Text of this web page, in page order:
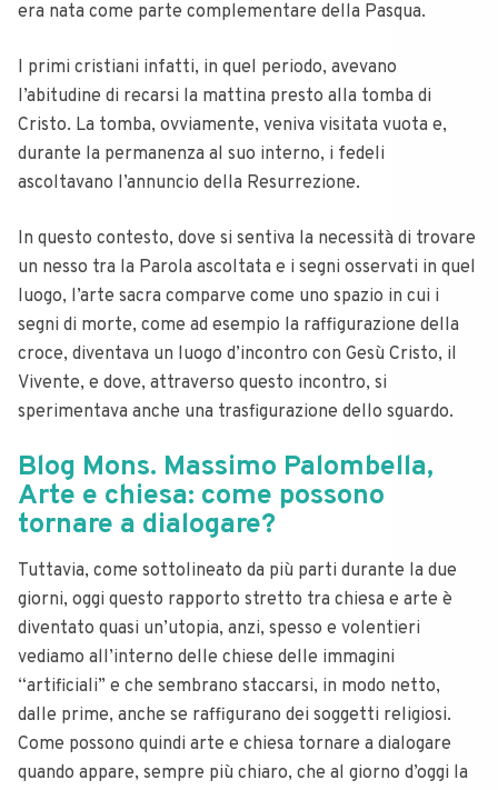
era nata come parte complementare della Pasqua.
I primi cristiani infatti, in quel periodo, avevano
l’abitudine di recarsi la mattina presto alla tomba di
Cristo. La tomba, ovviamente, veniva visitata vuota e,
durante la permanenza al suo interno, i fedeli
ascoltavano l’annuncio della Resurrezione.
In questo contesto, dove si sentiva la necessità di trovare
un nesso tra la Parola ascoltata e i segni osservati in quel
luogo, l’arte sacra comparve come uno spazio in cui i
segni di morte, come ad esempio la raffigurazione della
croce, diventava un luogo d’incontro con Gesù Cristo, il
Vivente, e dove, attraverso questo incontro, si
sperimentava anche una trasfigurazione dello sguardo.
Blog Mons. Massimo Palombella,
Arte e chiesa: come possono
tornare a dialogare?
Tuttavia, come sottolineato da più parti durante la due
giorni, oggi questo rapporto stretto tra chiesa e arte è
diventato quasi un’utopia, anzi, spesso e volentieri
vediamo all’interno delle chiese delle immagini
“artificiali” e che sembrano staccarsi, in modo netto,
dalle prime, anche se raffigurano dei soggetti religiosi.
Come possono quindi arte e chiesa tornare a dialogare
quando appare, sempre più chiaro, che al giorno d’oggi la